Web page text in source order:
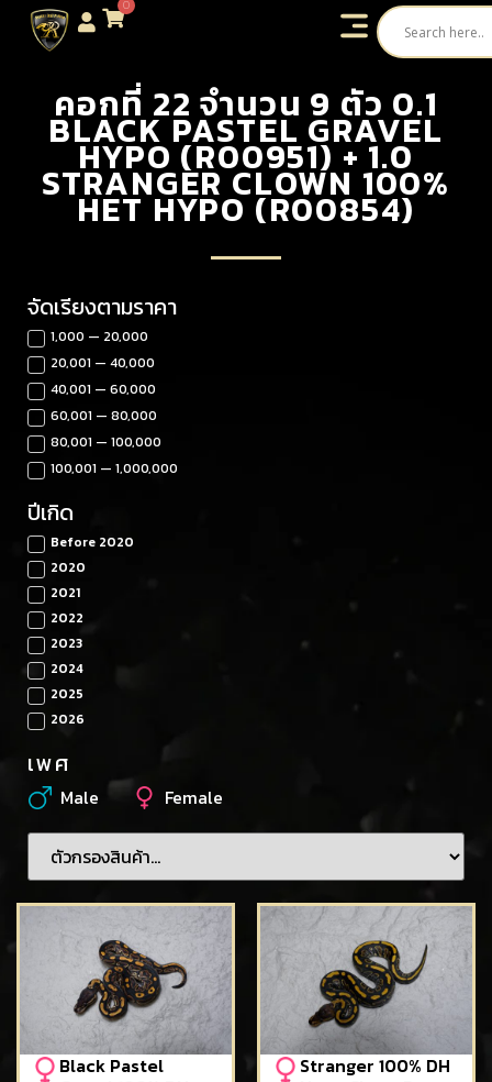
0
คอกที่ 22 จำนวน 9 ตัว 0.1
BLACK PASTEL GRAVEL
HYPO (R00951) + 1.0
STRANGER CLOWN 100%
HET HYPO (R00854)
จัดเรียงตามราคา
1,000 — 20,000
20,001 — 40,000
40,001 — 60,000
60,001 — 80,000
80,001 — 100,000
100,001 — 1,000,000
ปีเกิด
Before 2020
2020
2021
2022
2023
2024
2025
2026
เพศ
Male Female
Black Pastel
Stranger 100% DH